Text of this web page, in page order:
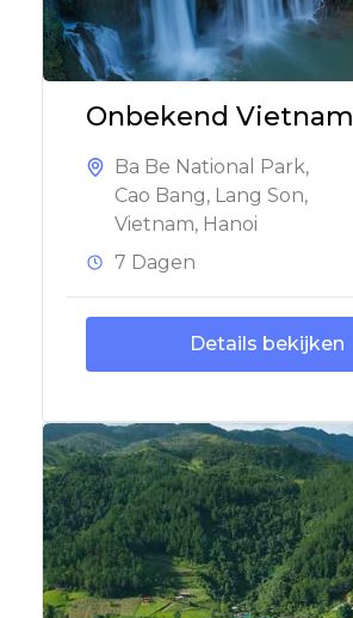
Onbekend Vietnam
Ba Be National Park,
Cao Bang, Lang Son,
Vietnam, Hanoi
7 Dagen
Details bekijken